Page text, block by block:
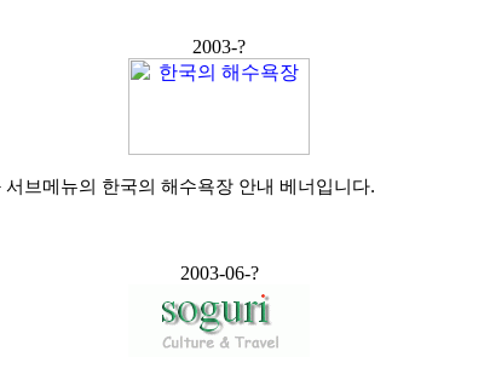
2003-?
서브메뉴의 한국의 해수욕장 안내 베너입니다.
2003-06-?